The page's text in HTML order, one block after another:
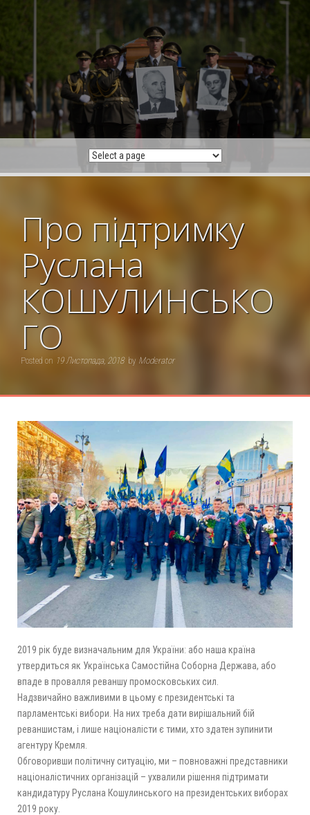
Про підтримку
Руслана
КОШУЛИНСЬКО
ГО
Posted on 19 Листопада, 2018 by Moderator
2019 рік буде визначальним для України: або наша країна
утвердиться як Українська Самостійна Соборна Держава, або
впаде в провалля реваншу промосковських сил.
Надзвичайно важливими в цьому є президентські та
парламентські вибори. На них треба дати вирішальний бій
реваншистам, і лише націоналісти є тими, хто здатен зупинити
агентуру Кремля.
Обговоривши політичну ситуацію, ми – повноважні представники
націоналістичних організацій – ухвалили рішення підтримати
кандидатуру Руслана Кошулинського на президентських виборах
2019 року.